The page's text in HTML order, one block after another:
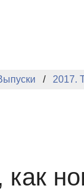
2017.